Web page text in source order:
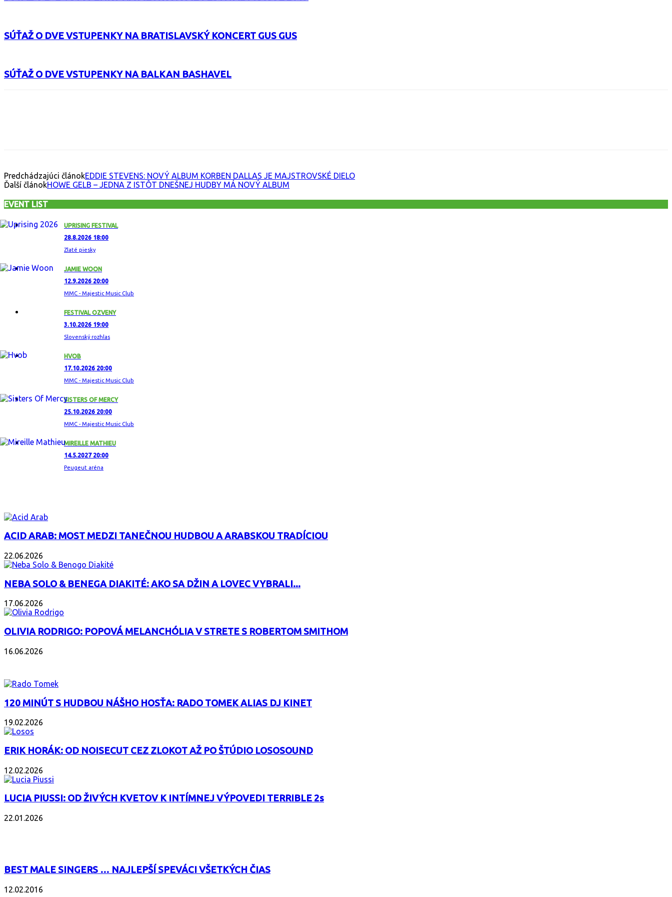
SÚŤAŽ O DVE VSTUPENKY NA BRATISLAVSKÝ KONCERT GUS GUS
SÚŤAŽ O DVE VSTUPENKY NA BALKAN BASHAVEL
Predchádzajúci článokEDDIE STEVENS: NOVÝ ALBUM KORBEN DALLAS JE MAJSTROVSKÉ DIELO
Ďalší článokHOWE GELB – JEDNA Z ISTÔT DNEŠNEJ HUDBY MÁ NOVÝ ALBUM
EVENT LIST
UPRISING FESTIVAL
28.8.2026 18:00
Zlaté piesky
JAMIE WOON
12.9.2026 20:00
MMC - Majestic Music Club
FESTIVAL OZVENY
3.10.2026 19:00
Slovenský rozhlas
HVOB
17.10.2026 20:00
MMC - Majestic Music Club
SISTERS OF MERCY
25.10.2026 20:00
MMC - Majestic Music Club
MIREILLE MATHIEU
14.5.2027 20:00
Peugeut aréna
ACID ARAB: MOST MEDZI TANEČNOU HUDBOU A ARABSKOU TRADÍCIOU
22.06.2026
NEBA SOLO & BENEGA DIAKITÉ: AKO SA DŽIN A LOVEC VYBRALI...
17.06.2026
OLIVIA RODRIGO: POPOVÁ MELANCHÓLIA V STRETE S ROBERTOM SMITHOM
16.06.2026
120 MINÚT S HUDBOU NÁŠHO HOSŤA: RADO TOMEK ALIAS DJ KINET
19.02.2026
ERIK HORÁK: OD NOISECUT CEZ ZLOKOT AŽ PO ŠTÚDIO LOSOSOUND
12.02.2026
LUCIA PIUSSI: OD ŽIVÝCH KVETOV K INTÍMNEJ VÝPOVEDI TERRIBLE 2s
22.01.2026
BEST MALE SINGERS … NAJLEPŠÍ SPEVÁCI VŠETKÝCH ČIAS
12.02.2016